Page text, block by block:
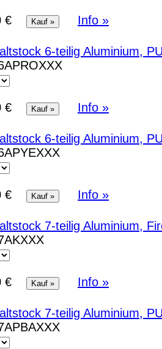
€ Info »
6-teilig Aluminium,
€ Info »
6-teilig Aluminium,
€ Info »
7-teilig Aluminium,
€ Info »
7-teilig Aluminium,